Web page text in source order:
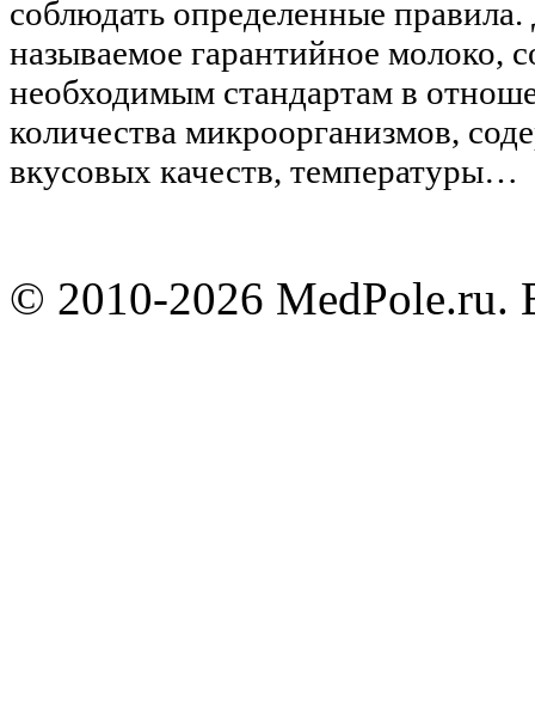
соблюдать определенные
называемое гарантийное молоко,
необходимым стандартам в
количества микроорганизмов,
вкусовых качеств, температуры…
© 2010-2026 MedPole.ru.